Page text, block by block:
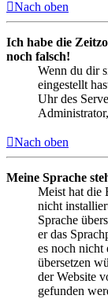
Nach oben
Ich habe die
noch falsch!
Wenn du dir
eingestellt
Uhr des
Nach oben
Meine Sprache
Meist hat die
nicht
Sprache
er das
es noch nicht
übersetzen
der Website
gefunden